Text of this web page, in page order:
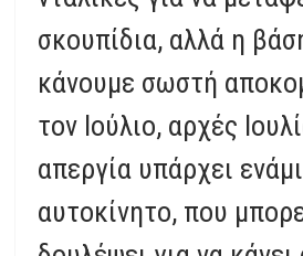
σκουπίδια, αλλά η
κάνουμε σωστή
τον Ιούλιο, αρχές
απεργία υπάρχει
αυτοκίνητο, που